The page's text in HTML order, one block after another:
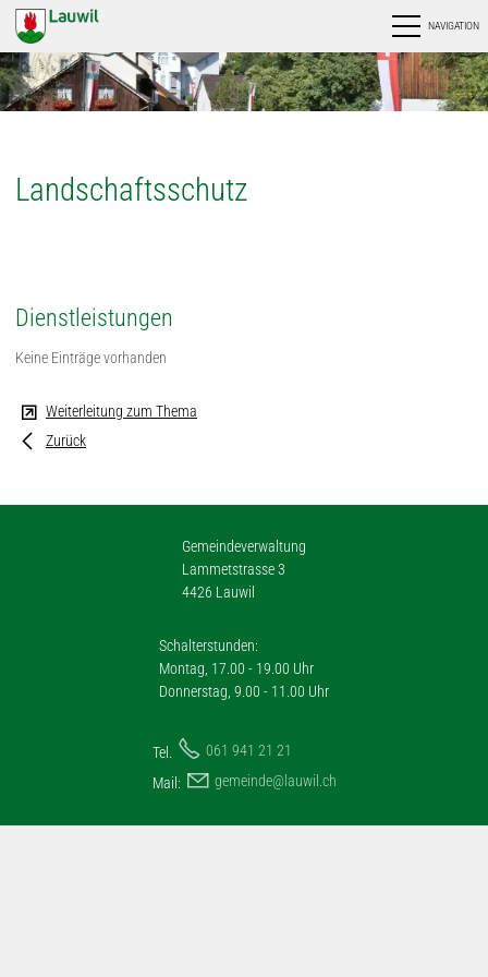
NAVIGATION
Landschaftsschutz
Dienstleistungen
Keine Einträge vorhanden
Weiterleitung zum Thema
Zurück
Gemeindeverwaltung
Lammetstrasse 3
4426 Lauwil
Schalterstunden:
Montag, 17.00 - 19.00 Uhr
Donnerstag, 9.00 - 11.00 Uhr
Tel.
061 941 21 21
Mail:
g m nd l w ch